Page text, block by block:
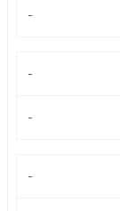
-
-
-
-